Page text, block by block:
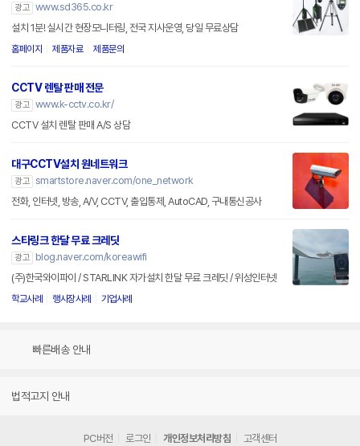
광고 www.sd365.co.kr
설치 1분! 실시간 현장모니터링, 전국 지사운영, 당일 무료상담
홈페이지 제품자료 제품문의
CCTV 렌탈 판매 전문
광고 www.k-cctv.co.kr/
CCTV 설치 렌탈 판매 A/S 상담
대구CCTV설치 원네트워크
광고 smartstore.naver.com/one_network
전화, 인터넷, 방송, A/V, CCTV, 출입통제, AutoCAD, 구내통신공사
스타링크 한달 무료 크레딧
광고
blog.naver.com/koreawifi
(주)한국와이파이 / STARLINK 자가설치 한달 무료 크레딧 / 위성인터넷
학교사례 행사장사례 기업사례
빠른배송 안내
법적고지 안내
PC버전 로그인 개인정보처리방침 고객센터